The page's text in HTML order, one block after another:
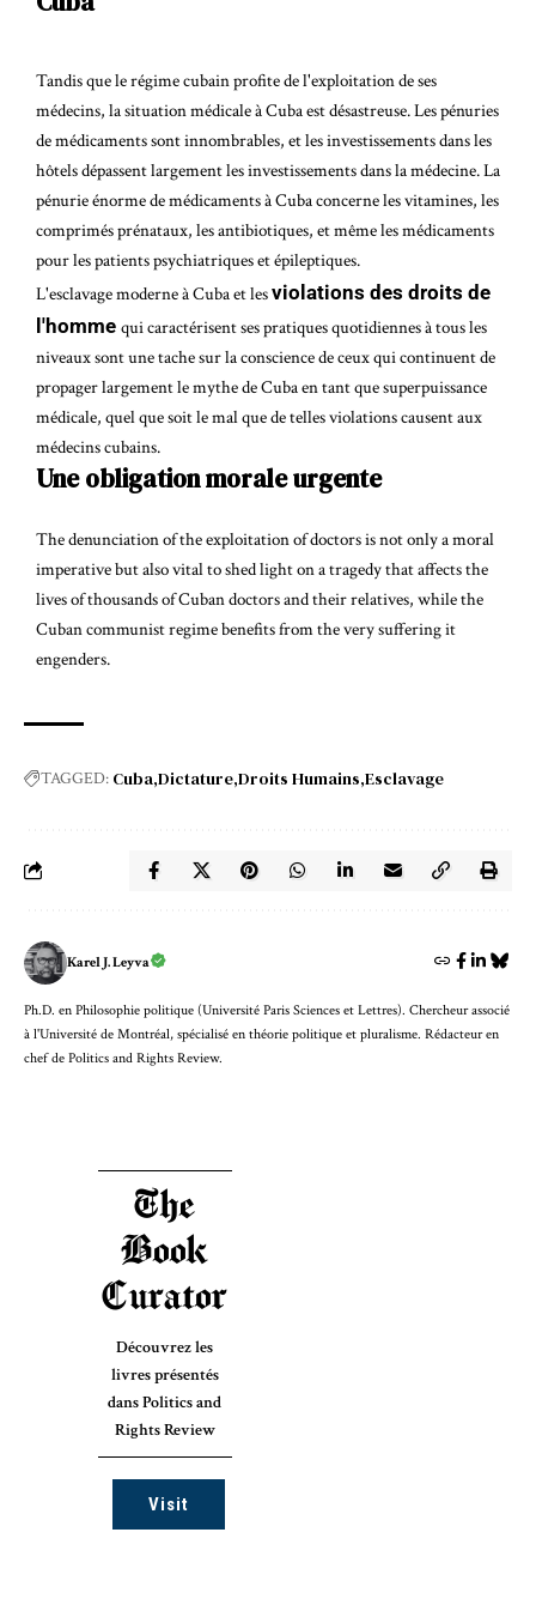
Tandis que le régime cubain profite de l'exploitation de ses
médecins, la situation médicale à Cuba est désastreuse. Les pénuries
de médicaments sont innombrables, et les investissements dans les
hôtels dépassent largement les investissements dans la médecine. La
pénurie énorme de médicaments à Cuba concerne les vitamines, les
comprimés prénataux, les antibiotiques, et même les médicaments
pour les patients psychiatriques et épileptiques.
L'esclavage moderne à Cuba et lesviolations des droits de
l'homme qui caractérisent ses pratiques quotidiennes à tous les
niveaux sont une tache sur la conscience de ceux qui continuent de
propager largement le mythe de Cuba en tant que superpuissance
médicale, quel que soit le mal que de telles violations causent aux
médecins cubains.
Une obligation morale urgente
The denunciation of the exploitation of doctors is not only a moral
imperative but also vital to shed light on a tragedy that affects the
lives of thousands of Cuban doctors and their relatives, while the
Cuban communist regime benefits from the very suffering it
engenders.
TAGGED: Cuba Dictature Droits Humains Esclavage
Karel J. Leyva
Ph.D. en Philosophie politique (Université Paris Sciences et Lettres). Chercheur associé
à l'Université de Montréal, spécialisé en théorie politique et pluralisme. Rédacteur en
chef de Politics and Rights Review.
The
Book
Curator
Découvrez les
livres présentés
dans Politics and
Rights Review
Visit